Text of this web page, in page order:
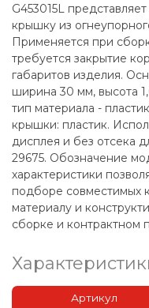
G453015L
крышку из
Применяется при
требуется закрытие
габаритов изделия.
ширина 30 мм, высота
тип материала -
крышки: пластик.
дисплея и без отсека
29675. Обозначение
характеристики
подборе совместимых
материалу и
сборке и контрактном
Артикул